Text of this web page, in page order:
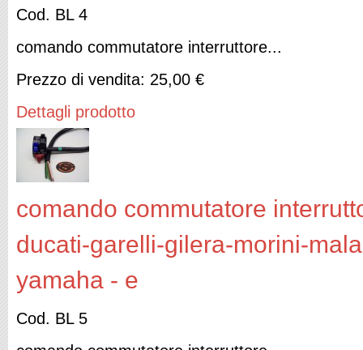
Cod. BL 4
comando commutatore interruttore...
Prezzo di vendita: 25,00 €
Dettagli prodotto
comando commutatore
ducati-garelli-gilera-morini-
yamaha - e
Cod. BL 5